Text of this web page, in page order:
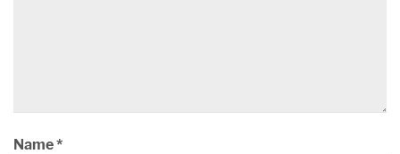
Name*